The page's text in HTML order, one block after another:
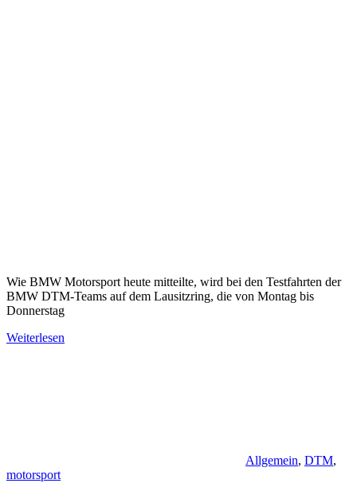
Wie BMW Motorsport heute mitteilte, wird bei den Testfahrten der
BMW DTM-Teams auf dem Lausitzring, die von Montag bis
Donnerstag
Weiterlesen
Allgemein, DTM,
motorsport